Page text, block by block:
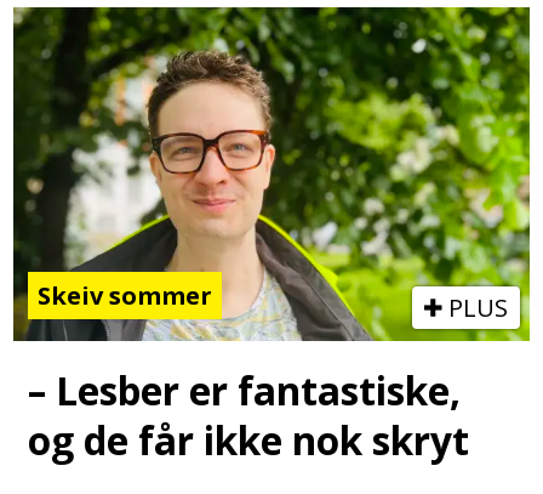
Skeiv sommer PLUS
– Lesber er fantastiske,
og de får ikke nok skryt